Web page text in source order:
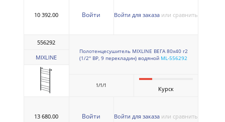
10 392.00 Войти Войти для заказа или сравнить
556292
MIXLINE
Полотенцесушитель MIXLINE ВЕГА 80х40 г2
(1/2'' ВР, 9 перекладин) водяной ML-556292
1/1/1 Курск
13 680.00 Войти Войти для заказа или сравнить